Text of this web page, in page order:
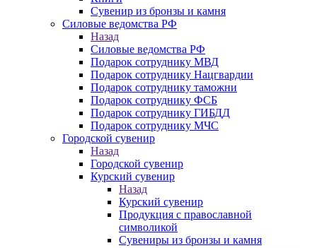
Сувенир из бронзы и камня
Силовые ведомства РФ
Назад
Силовые ведомства РФ
Подарок сотруднику МВД
Подарок сотруднику Нацгвардии
Подарок сотруднику таможни
Подарок сотруднику ФСБ
Подарок сотруднику ГИБДД
Подарок сотруднику МЧС
Городской сувенир
Назад
Городской сувенир
Курский сувенир
Назад
Курский сувенир
Продукция с православной
символикой
Сувениры из бронзы и камня